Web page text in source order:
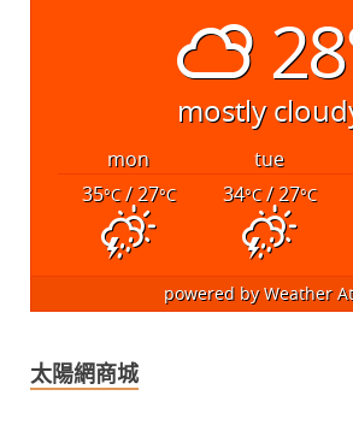
mostly
mon tue
35°C/ 27°C 34°C/ 27°C
powered byWeather
太陽網商城